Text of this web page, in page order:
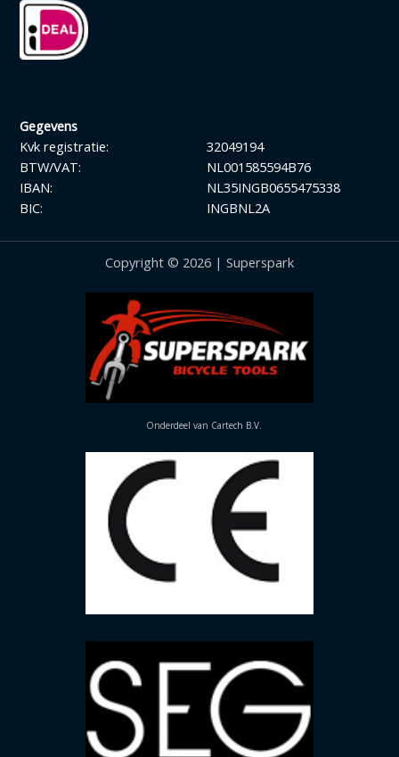
Gegevens
Kvk registratie:
BTW/VAT:
IBAN:
BIC:
32049194
NL001585594B76
NL35INGB0655475338
INGBNL2A
Copyright © 2026 | Superspark
Onderdeel van Cartech B.V.